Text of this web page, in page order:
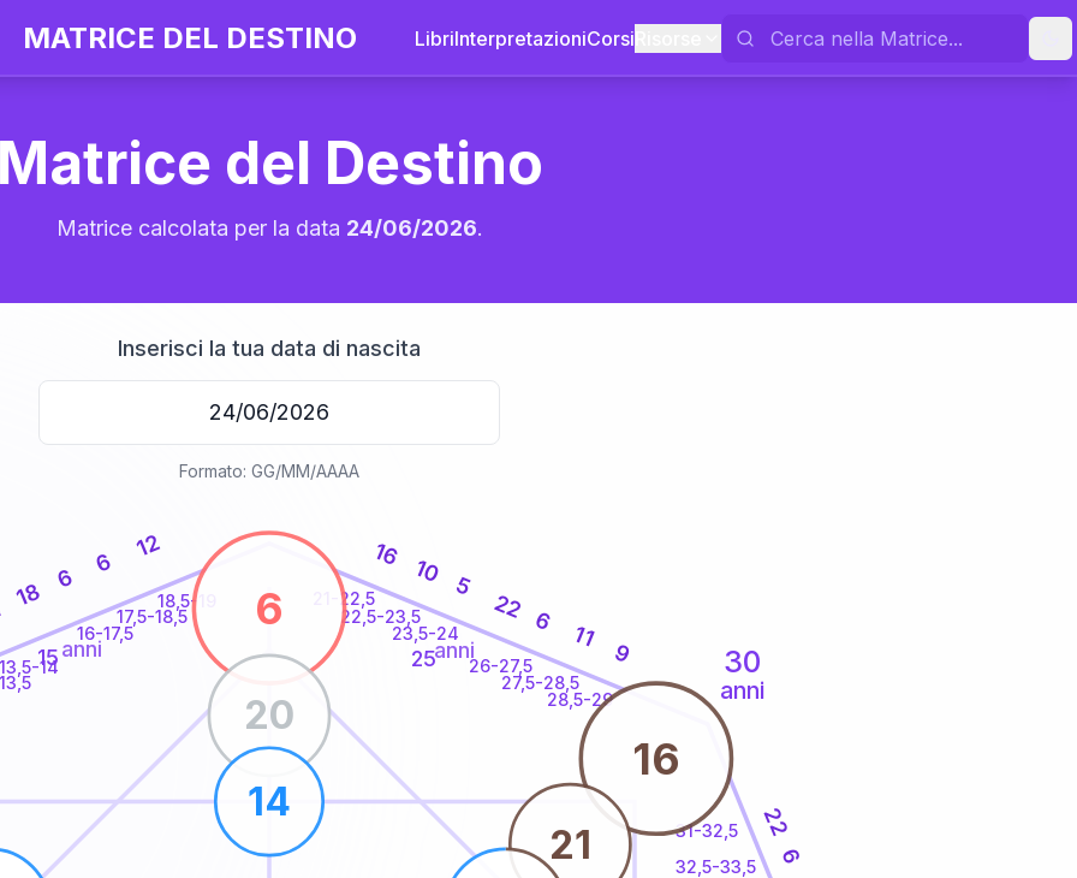
MATRICE DEL DESTINO LibriInterpretazioniCorsi
Matrice del Destino
Matrice calcolata per la data 24/06/2026.
Inserisci la tua data di nascita
Formato: GG/MM/AAAA
20
30
anni
13,5-14
16-17,5
17,5-18,5
18,5-19 21-22,5
22,5-23,5
23,5-24
26-27,5
27,5-28,5
28,5-29
31-32,5
32,5-33,5
18 6
6
12 16
10 5
22 6
11
9
22
6
6
16
20
14
21
15anni 25anni